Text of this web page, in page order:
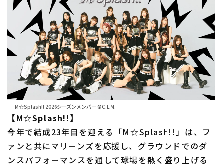
M☆Splash!! 2026シーズンメンバー ©C.L.M.
【M☆Splash!!】
今年で結成23年目を迎える「M☆Splash!!」は、フ
ァンと共にマリーンズを応援し、グラウンドでのダ
ンスパフォーマンスを通して球場を熱く盛り上げる